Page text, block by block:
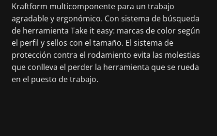
Kraftform multicomponente para un trabajo
agradable y ergonómico. Con sistema de búsqueda
de herramienta Take it easy: marcas de color según
el perfil y sellos con el tamaño. El sistema de
protección contra el rodamiento evita las molestias
que conlleva el perder la herramienta que se rueda
en el puesto de trabajo.